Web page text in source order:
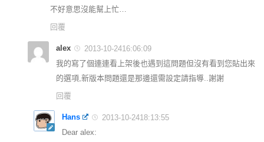
不好意思沒能幫上忙…
回覆
alex
2013-10-2416:06:09
我的寫了個連連看上架後也遇到這問題但沒有看到您貼出來
的選項,新版本問題還是那邊還需設定請指導..謝謝
回覆
Hans
2013-10-2418:13:55
Dear alex: